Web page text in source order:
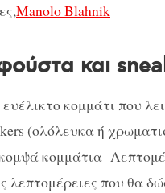
Manolo Blahnik
και
κομμάτι που
(ολόλευκα ή
κομμάτια
λεπτομέρειες που θα